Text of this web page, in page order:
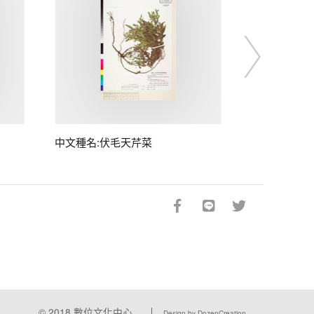
中文種名:伏毛天芹菜